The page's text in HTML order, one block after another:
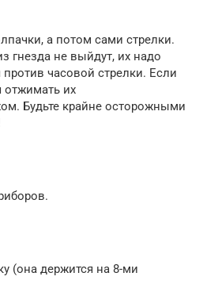
а потом сами стрелки.
гнезда не выйдут, их надо
против часовой стрелки. Если
отжимать их
Будьте крайне осторожными
(она держится на 8-ми